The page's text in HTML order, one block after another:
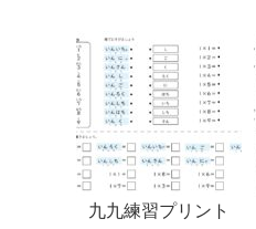
九九練習プリント